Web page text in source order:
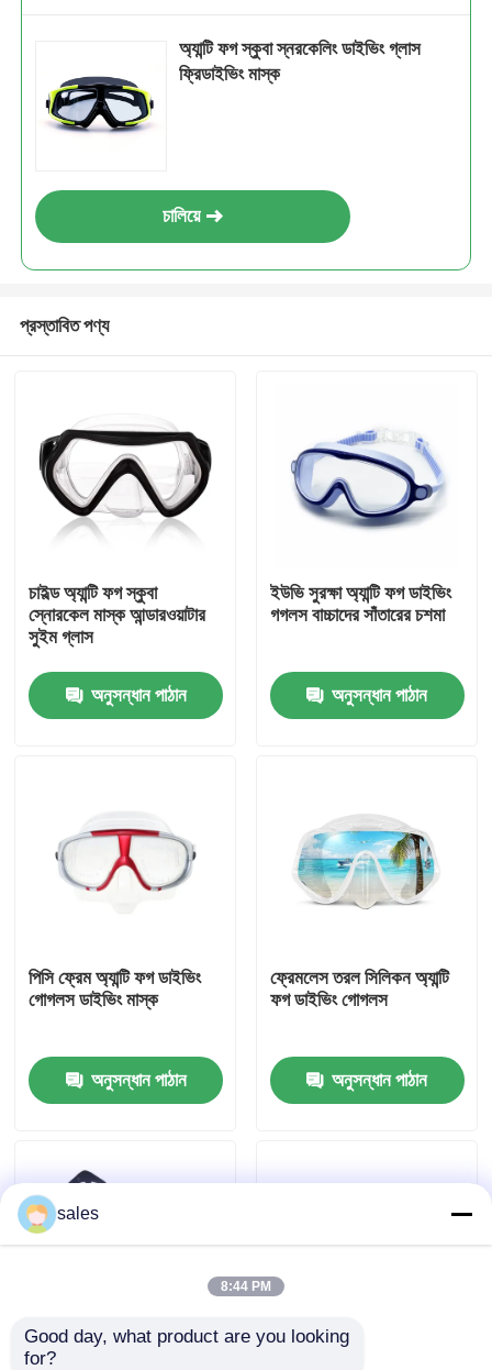
আমাদের সম্পর্কে
যোগাযোগ করুন
উদ্ধৃতির জন্য আবেদন
নিরাপত্তা চশমা গগলস
অ্যান্টি ফগ স্কুবা স্নরকেলিং ডাইভিং গ্লাস
ফ্রিডাইভিং মাস্ক
চালিয়ে
প্রস্তাবিত পণ্য
চাইল্ড অ্যান্টি ফগ স্কুবা
স্নোরকেল মাস্ক আন্ডারওয়াটার
সুইম গ্লাস
অনুসন্ধান পাঠান
ইউভি সুরক্ষা অ্যান্টি ফগ ডাইভিং
গগলস বাচ্চাদের সাঁতারের চশমা
অনুসন্ধান পাঠান
পিসি ফ্রেম অ্যান্টি ফগ ডাইভিং
গোগলস ডাইভিং মাস্ক
অনুসন্ধান পাঠান
ফ্রেমলেস তরল সিলিকন অ্যান্টি
ফগ ডাইভিং গোগলস
অনুসন্ধান পাঠান
ফুড গ্রেড সিলিকন স্ট্র্যাপ এন্টি
sales
8:44 PM
Good day, what product are you looking
for?